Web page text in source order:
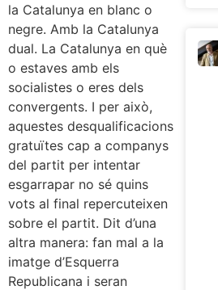
la Catalunya en blanc o
negre. Amb la Catalunya
dual. La Catalunya en què
o estaves amb els
socialistes o eres dels
convergents. I per això,
aquestes desqualificacions
gratuïtes cap a companys
del partit per intentar
esgarrapar no sé quins
vots al final repercuteixen
sobre el partit. Dit d’una
altra manera: fan mal a la
imatge d’Esquerra
Republicana i seran